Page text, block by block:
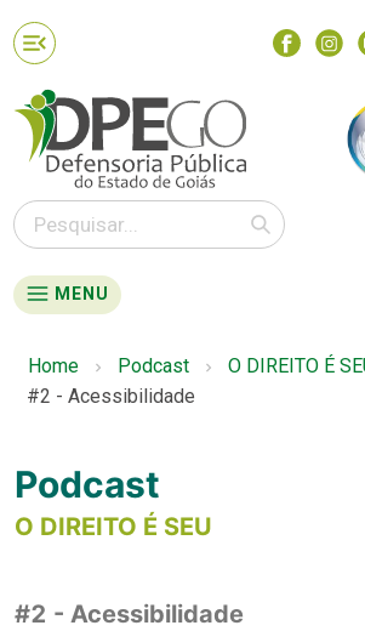
MENU
Home Podcast
O DIREITO É
#2 - Acessibilidade
Podcast
O DIREITO É SEU
#2 - Acessibilidade